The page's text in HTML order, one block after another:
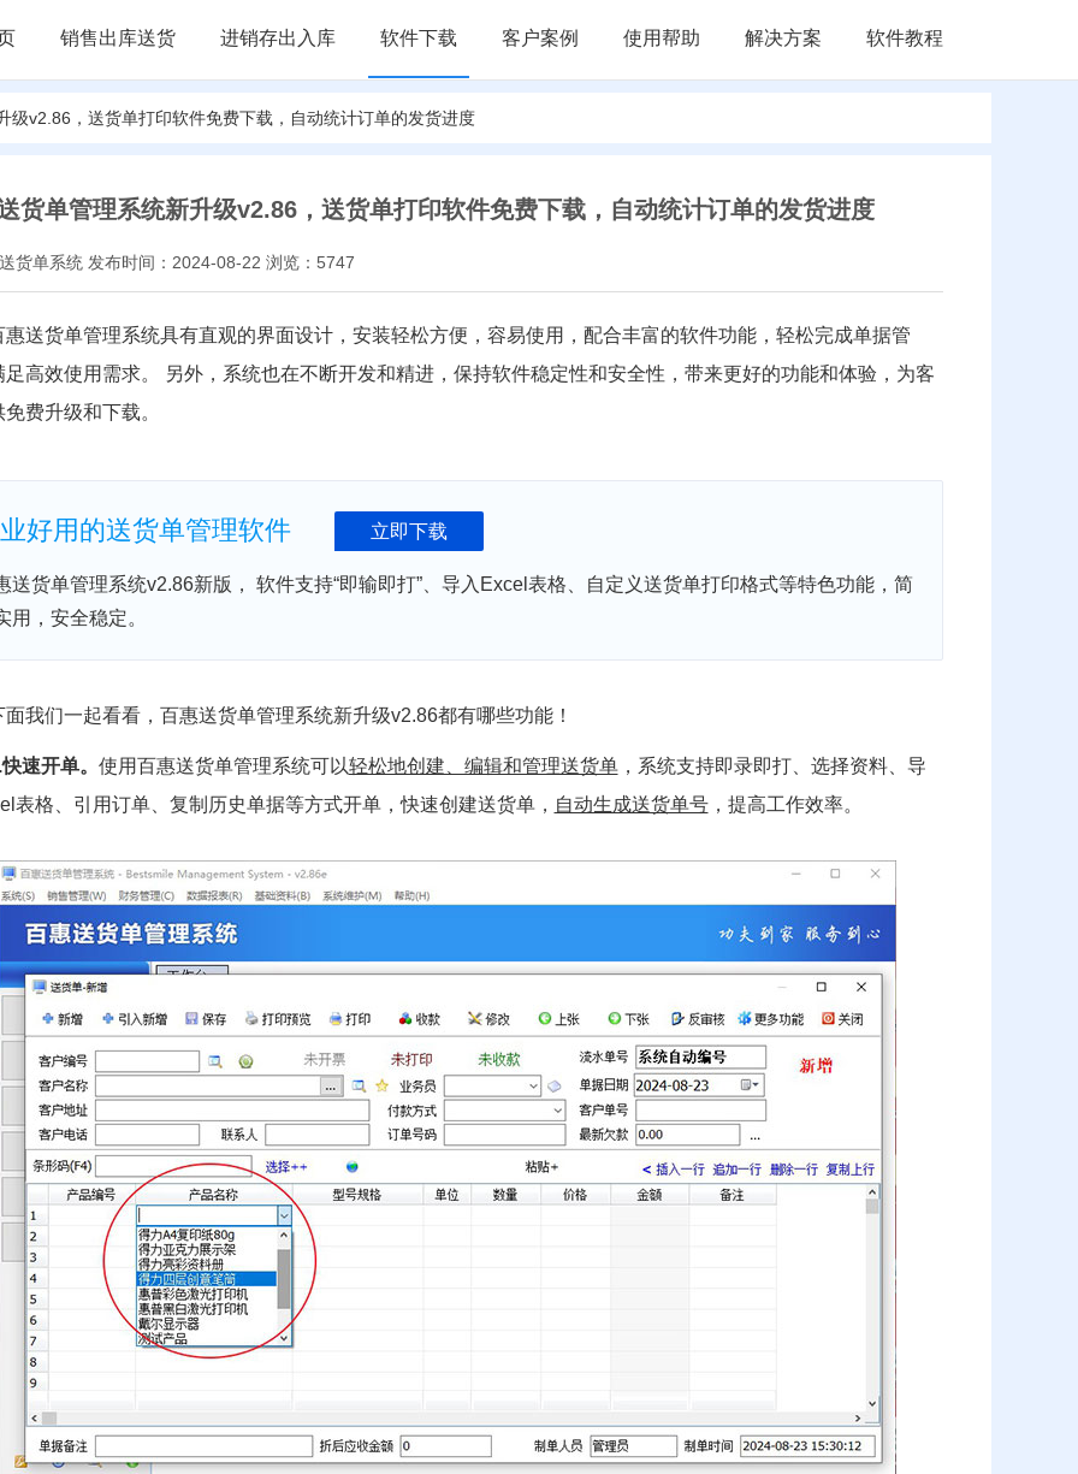
销售出库送货 进销存出入库 软件下载 客户案例 使用帮助 解决方案 软件教程
级v2.86，送货单打印软件免费下载，自动统计订单的发货进度
货单管理系统新升级v2.86，送货单打印软件免费下载，自动统计订单的发货进度
货单系统 发布时间：2024-08-22 浏览：5747
惠送货单管理系统具有直观的界面设计，安装轻松方便，容易使用，配合丰富的软件功能，轻松完成单据管
足高效使用需求。 另外，系统也在不断开发和精进，保持软件稳定性和安全性，带来更好的功能和体验，为客
费升级和下载。
好用的送货单管理软件 立即下载
送货单管理系统v2.86新版， 软件支持“即输即打”、导入Excel表格、自定义送货单打印格式等特色功能，简
用，安全稳定。
面我们一起看看，百惠送货单管理系统新升级v2.86都有哪些功能！
速开单。 使用百惠送货单管理系统可以轻松地创建、编辑和管理送货单，系统支持即录即打、选择资料、导
表格、引用订单、复制历史单据等方式开单，快速创建送货单， 自动生成送货单号，提高工作效率。